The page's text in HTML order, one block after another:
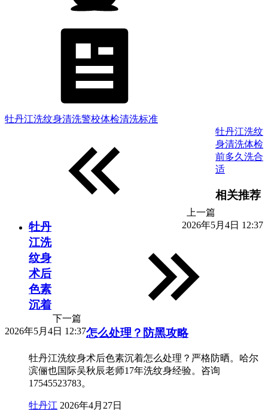
牡丹江洗纹身清洗警校体检清洗标准
上一篇
2026年5月4日 12:37
牡丹江洗纹
身清洗体检
前多久洗合
适
下一篇
2026年5月4日 12:37
相关推荐
牡丹
江洗
纹身
术后
色素
沉着
怎么处理？防黑攻略
牡丹江洗纹身术后色素沉着怎么处理？严格防晒。哈尔
滨俪也国际吴秋辰老师17年洗纹身经验。咨询
17545523783。
牡丹江 2026年4月27日